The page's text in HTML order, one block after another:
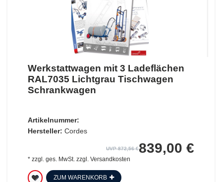
Werkstattwagen mit 3 Ladeflächen
RAL7035 Lichtgrau Tischwagen
Schrankwagen
Artikelnummer:
Hersteller: Cordes
UVP 872,56 €839,00 €
* zzgl. ges. MwSt.zzgl. Versandkosten
ZUM WARENKORB